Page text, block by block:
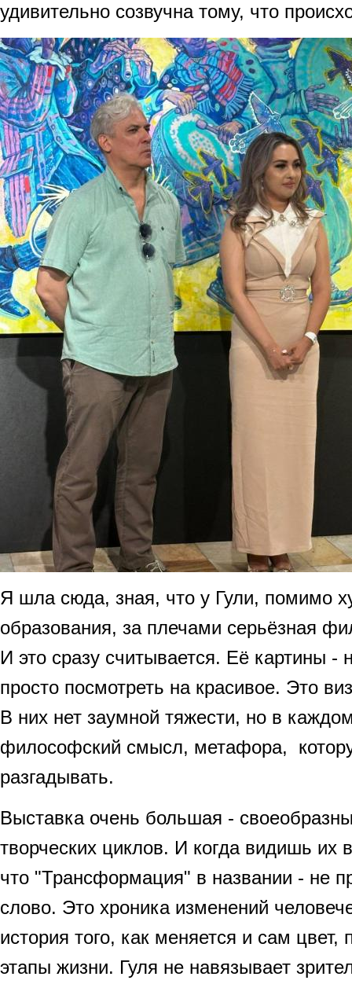
удивительно созвучна тому, что
Я шла сюда, зная, что у Гули, помимо
образования, за плечами серьёзная
И это сразу считывается. Её картины -
просто посмотреть на красивое. Это
В них нет заумной тяжести, но в
философский смысл, метафора,
разгадывать.
Выставка очень большая -
творческих циклов. И когда видишь их
что "Трансформация" в названии - не
слово. Это хроника изменений
история того, как меняется и сам цвет,
этапы жизни. Гуля не навязывает